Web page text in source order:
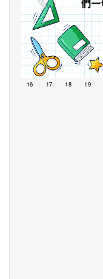
16 17 18 19